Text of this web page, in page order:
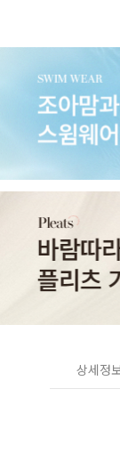
상세정